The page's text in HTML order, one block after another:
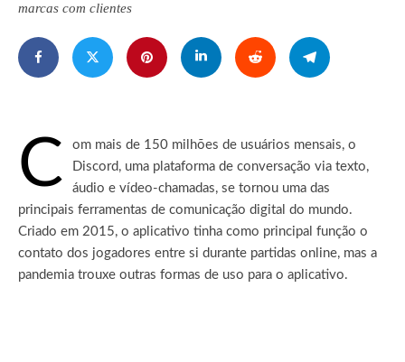
marcas com clientes
C
om mais de 150 milhões de usuários mensais, o
Discord, uma plataforma de conversação via texto,
áudio e vídeo-chamadas, se tornou uma das
principais ferramentas de comunicação digital do mundo.
Criado em 2015, o aplicativo tinha como principal função o
contato dos jogadores entre si durante partidas online, mas a
pandemia trouxe outras formas de uso para o aplicativo.